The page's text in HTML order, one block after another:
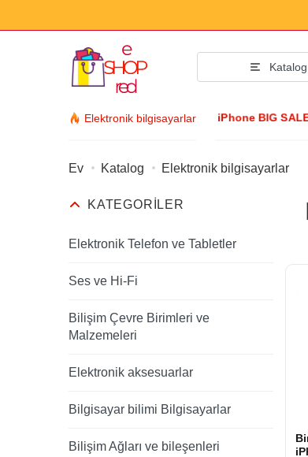
Katalog
Elektronik bilgisayarlar iPhone BIG
Moda
Giyim ve
Ev Katalog Elektronik bilgisayarlar
KATEGORILER
Elektronik Telefon ve Tabletler
Ses ve Hi-Fi
Bilişim Çevre Birimleri ve
Malzemeleri
Elektronik aksesuarlar
Bilgisayar bilimi Bilgisayarlar
Bilişim Ağları ve bileşenleri